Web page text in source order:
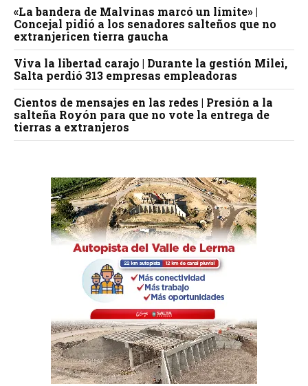
«La bandera de Malvinas marcó un límite» |
Concejal pidió a los senadores salteños que no
extranjericen tierra gaucha
Viva la libertad carajo | Durante la gestión Milei,
Salta perdió 313 empresas empleadoras
Cientos de mensajes en las redes | Presión a la
salteña Royón para que no vote la entrega de
tierras a extranjeros